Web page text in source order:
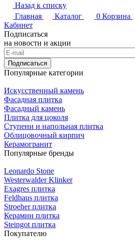
Назад к списку
Главная
Каталог 0 Корзина
Кабинет
Подписаться
на новости и акции
Подписаться
Популярные категории
Искусственный камень
Фасадная плитка
Фасадный камень
Плитка для цоколя
Ступени и напольная плитка
Облицовочный кирпич
Керамогранит
Популярные бренды
Leonardo Stone
Westerwalder Klinker
Exagres плитка
Feldhaus плитка
Stroeher плитка
Керамин плитка
Steingot плитка
Покупателю